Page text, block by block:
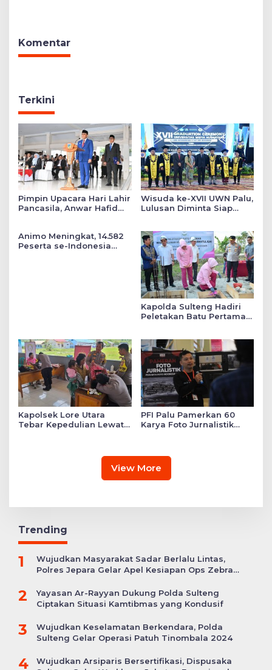
Komentar
Terkini
Pimpin Upacara Hari Lahir
Pancasila, Anwar Hafid
Wisuda ke-XVII UWN Palu,
Lulusan Diminta Siap
Animo Meningkat, 14.582
Peserta se-Indonesia
Kapolda Sulteng Hadiri
Peletakan Batu Pertama
Kapolsek Lore Utara
Tebar Kepedulian Lewat
PFI Palu Pamerkan 60
Karya Foto Jurnalistik
View More
Trending
1
Wujudkan Masyarakat Sadar Berlalu Lintas,
Polres Jepara Gelar Apel Kesiapan Ops Zebra
2
Yayasan Ar-Rayyan Dukung Polda Sulteng
Ciptakan Situasi Kamtibmas yang Kondusif
3
Wujudkan Keselamatan Berkendara, Polda
Sulteng Gelar Operasi Patuh Tinombala 2024
4
Wujudkan Arsiparis Bersertifikasi, Dispusaka